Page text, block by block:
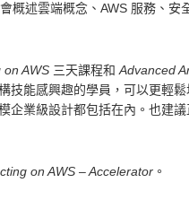
概述雲端概念、AWS 服務、安
on AWS 三天課程和 Advanced
技能感興趣的學員，可以更輕
企業級設計都包括在內。也建
on AWS – Accelerator 。